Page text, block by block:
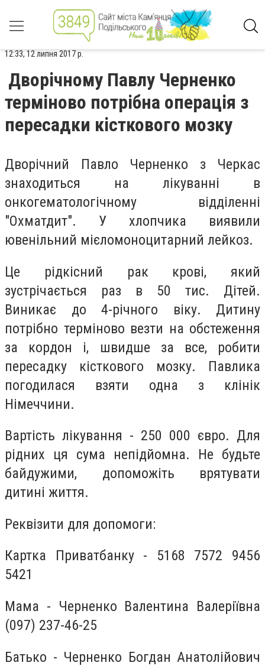
12:33, 12 липня 2017 р.
Дворічному Павлу Черненко
терміново потрібна операція з
пересадки кісткового мозку
Дворічний Павло Черненко з Черкас
знаходиться на лікуванні в
онкогематологічному відділенні
"Охматдит". У хлопчика виявили
ювенільний мієломоноцитарний лейкоз.
Це рідкісний рак крові, який
зустрічається раз в 50 тис. Дітей.
Виникає до 4-річного віку. Дитину
потрібно терміново везти на обстеження
за кордон і, швидше за все, робити
пересадку кісткового мозку. Павлика
погодилася взяти одна з клінік
Німеччини.
Вартість лікування - 250 000 євро. Для
рідних ця сума непідйомна. Не будьте
байдужими, допоможіть врятувати
дитині життя.
Реквізити для допомоги:
Картка Приватбанку - 5168 7572 9456
5421
Мама - Черненко Валентина Валеріївна
(097) 237-46-25
Батько - Черненко Богдан Анатолійович